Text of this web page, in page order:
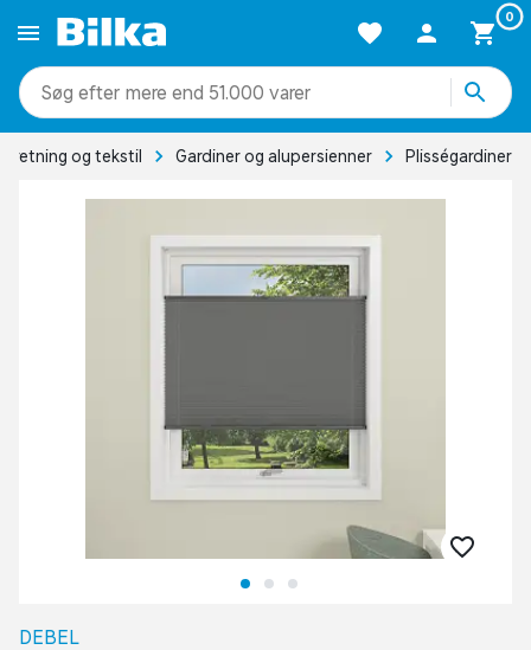
0
mere end 51.000 varer
og tekstil Gardiner og alupersienner Plisségardiner
DEBEL